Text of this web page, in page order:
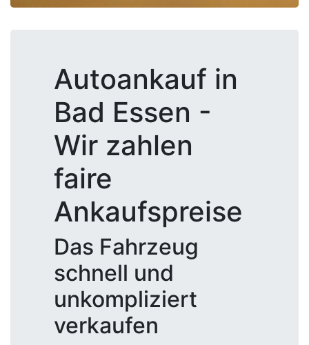
Autoankauf in
Bad Essen -
Wir zahlen
faire
Ankaufspreise
Das Fahrzeug
schnell und
unkompliziert
verkaufen